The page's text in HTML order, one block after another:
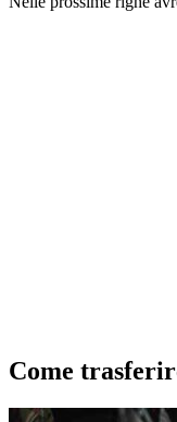
Come